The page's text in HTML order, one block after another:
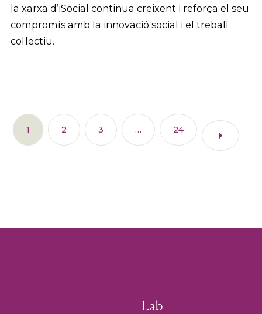
la xarxa d’iSocial continua creixent i reforça el seu
compromís amb la innovació social i el treball
col·lectiu.
1 2 3 … 24
Lab